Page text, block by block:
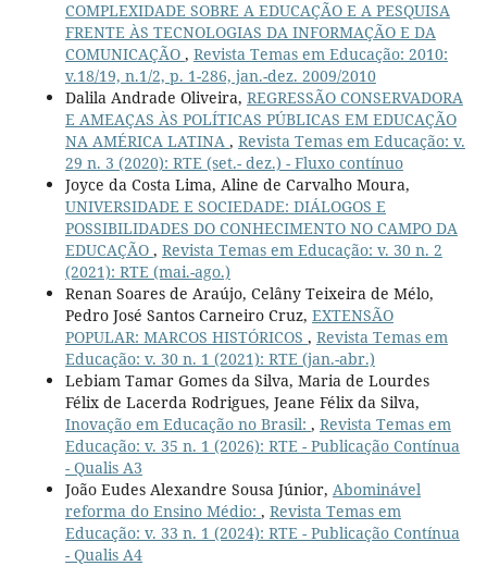
COMPLEXIDADE SOBRE A EDUCAÇÃO E A PESQUISA
FRENTE ÀS TECNOLOGIAS DA INFORMAÇÃO E DA
COMUNICAÇÃO , Revista Temas em Educação: 2010:
v.18/19, n.1/2, p. 1-286, jan.-dez. 2009/2010
Dalila Andrade Oliveira, REGRESSÃO CONSERVADORA
E AMEAÇAS ÀS POLÍTICAS PÚBLICAS EM EDUCAÇÃO
NA AMÉRICA LATINA , Revista Temas em Educação: v.
29 n. 3 (2020): RTE (set.- dez.) - Fluxo contínuo
Joyce da Costa Lima, Aline de Carvalho Moura,
UNIVERSIDADE E SOCIEDADE: DIÁLOGOS E
POSSIBILIDADES DO CONHECIMENTO NO CAMPO DA
EDUCAÇÃO , Revista Temas em Educação: v. 30 n. 2
(2021): RTE (mai.-ago.)
Renan Soares de Araújo, Celâny Teixeira de Mélo,
Pedro José Santos Carneiro Cruz, EXTENSÃO
POPULAR: MARCOS HISTÓRICOS , Revista Temas em
Educação: v. 30 n. 1 (2021): RTE (jan.-abr.)
Lebiam Tamar Gomes da Silva, Maria de Lourdes
Félix de Lacerda Rodrigues, Jeane Félix da Silva,
Inovação em Educação no Brasil: , Revista Temas em
Educação: v. 35 n. 1 (2026): RTE - Publicação Contínua
- Qualis A3
João Eudes Alexandre Sousa Júnior, Abominável
reforma do Ensino Médio: , Revista Temas em
Educação: v. 33 n. 1 (2024): RTE - Publicação Contínua
- Qualis A4